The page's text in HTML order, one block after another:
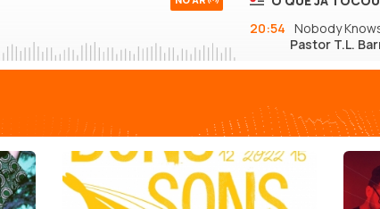
20:54 Nobody
Pastor T.L.